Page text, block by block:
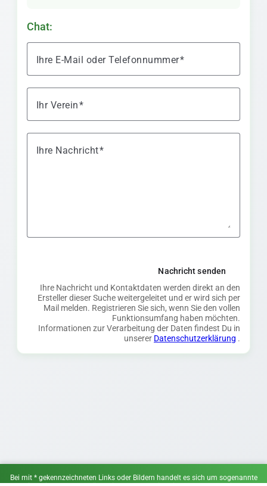
Chat:
Ihre E-Mail oder Telefonnummer
Ihr Verein
Ihre Nachricht
Nachricht senden
Ihre Nachricht und Kontaktdaten werden direkt an den
Ersteller dieser Suche weitergeleitet und er wird sich per
Mail melden. Registrieren Sie sich, wenn Sie den vollen
Funktionsumfang haben möchten.
Informationen zur Verarbeitung der Daten findest Du in
unserer Datenschutzerklärung .
Bei mit * gekennzeichneten Links oder Bildern handelt es sich um sogenannte